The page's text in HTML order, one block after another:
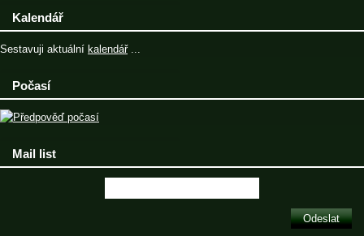
Kalendář
Sestavuji aktuální kalendář...
Počasí
Mail list